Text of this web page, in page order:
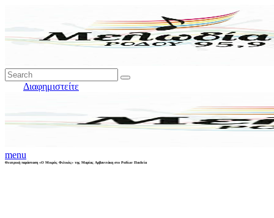
Διαφημιστείτε
menu
Θεατρική παράσταση «Ο Μικρός Φιλικός» της Μαρίας Αρβανιτάκη στο Ροδίων Παιδεία